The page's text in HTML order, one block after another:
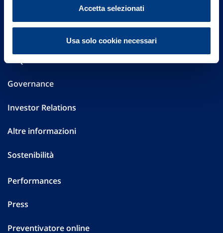
Accetta selezionati
Usa solo cookie necessari
Via Ignazio Gardella, 2
20149 Milano
FAQ
Governance
Investor Relations
Altre informazioni
Sostenibilità
Performances
Press
Preventivatore online